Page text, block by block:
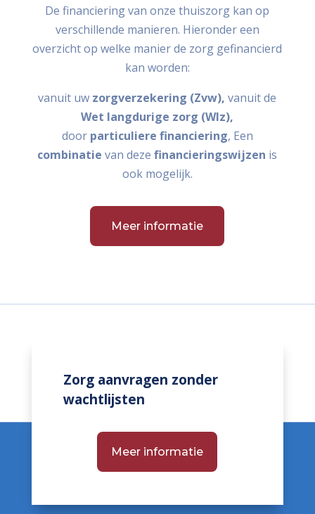
De financiering van onze thuiszorg kan op
verschillende manieren. Hieronder een
overzicht op welke manier de zorg gefinancierd
kan worden:
vanuit uw zorgverzekering (Zvw), vanuit de
Wet langdurige zorg (Wlz),
doorparticuliere financiering, Een
combinatie van dezefinancieringswijzen is
ook mogelijk.
Meer informatie
Zorg aanvragen zonder
wachtlijsten
Meer informatie